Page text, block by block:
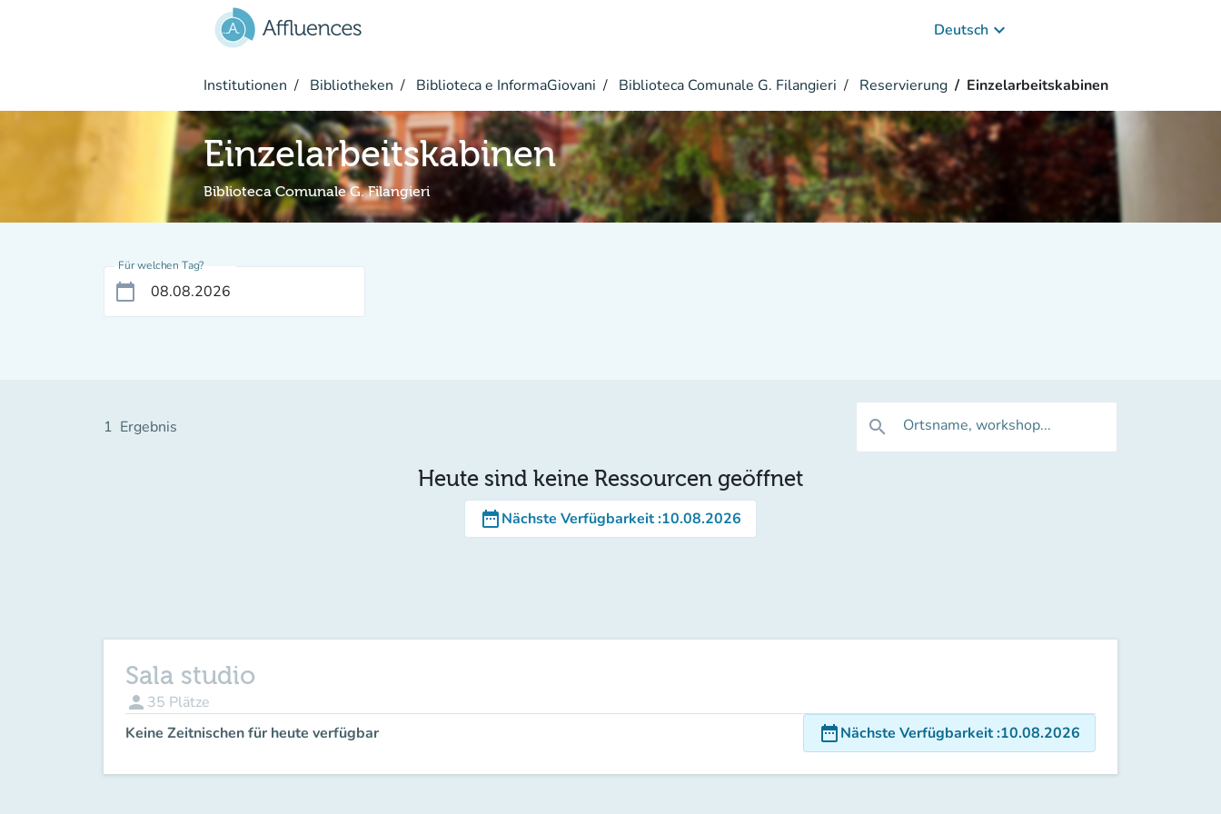
Deutsch keyboard_arrow_down
Institutionen Bibliotheken Biblioteca e InformaGiovani Biblioteca Comunale G. Filangieri Reservierung Einzelarbeitskabinen
Einzelarbeitskabinen
Biblioteca Comunale G. Filangieri
Für welchen Tag?
calendar_today
1 Ergebnis search Ortsname, workshop...
Heute sind keine Ressourcen geöffnet
date_rangeNächste Verfügbarkeit:10.08.2026
Sala studio
person 35 Plätze
Keine Zeitnischen für heute verfügbar
date_rangeNächste Verfügbarkeit:10.08.2026